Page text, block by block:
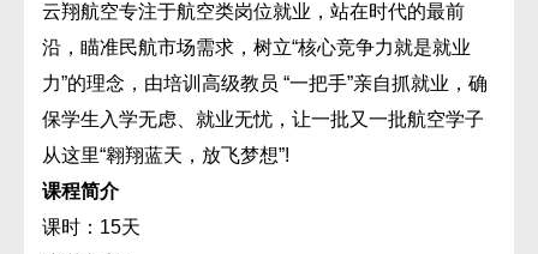
云翔航空专注于航空类岗位就业，站在时代的最前
沿，瞄准民航市场需求，树立“核心竞争力就是就业
力”的理念，由培训高级教员 “一把手”亲自抓就业，确
保学生入学无虑、就业无忧，让一批又一批航空学子
从这里“翱翔蓝天，放飞梦想”!
课程简介
课时：15天